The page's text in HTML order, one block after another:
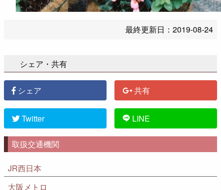
最終更新日： 2019-08-24
シェア・共有
シェア 共有
Twitter LINE
取扱交通機関
JR西日本
大阪メトロ